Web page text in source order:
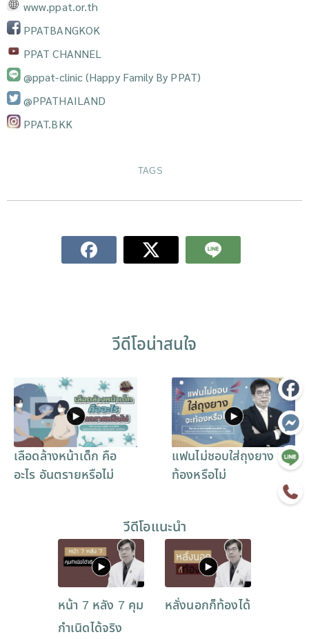
www.ppat.or.th
PPATBANGKOK
PPAT CHANNEL
@ppat-clinic (Happy Family By PPAT)
@PPATHAILAND
PPAT.BKK
TAGS
วีดีโอน่าสนใจ
เลือดล้างหน้าเด็ก คือ
อะไร อันตรายหรือไม่
แฟนไม่ชอบใส่ถุงยาง จะ
ท้องหรือไม่
วีดีโอแนะนำ
หน้า 7 หลัง 7 คุม
กำเนิดได้จริง
หลั่งนอกก็ท้องได้